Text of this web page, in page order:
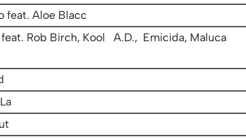
feat. Aloe Blacc
Rob Birch, Kool A.D., Emicida, Maluca